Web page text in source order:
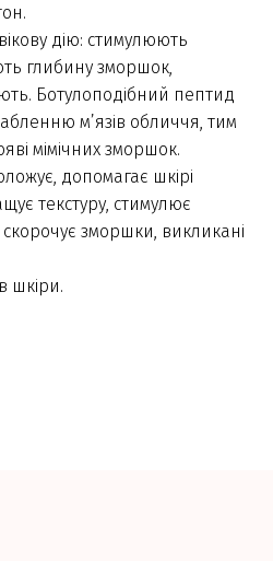
дію: стимулюють
глибину зморшок,
Ботулоподібний пептид
м’язів обличчя, тим
мімічних зморшок.
допомагає шкірі
текстуру, стимулює
зморшки, викликані
шкіри.